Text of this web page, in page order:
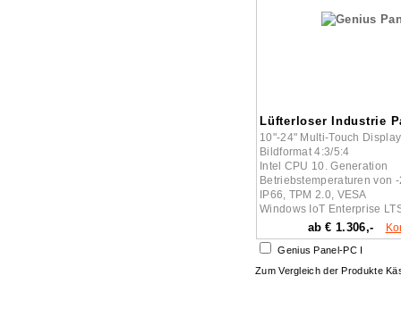
Lüfterloser Industrie
10"-24" Multi-Touch Display
Bildformat 4:3/5:4
Intel CPU 10. Generation
Betriebstemperaturen von
IP66, TPM 2.0, VESA
Windows IoT Enterprise
ab € 1.306,-
Genius Panel-PC I
Zum Vergleich der Produkte